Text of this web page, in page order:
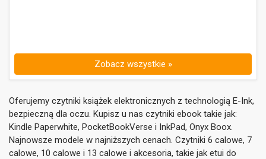
Zobacz wszystkie »
Oferujemy czytniki książek elektronicznych z technologią E-Ink,
bezpieczną dla oczu. Kupisz u nas czytniki ebook takie jak:
Kindle Paperwhite, PocketBookVerse i InkPad, Onyx Boox.
Najnowsze modele w najniższych cenach. Czytniki 6 calowe, 7
calowe, 10 calowe i 13 calowe i akcesoria, takie jak etui do